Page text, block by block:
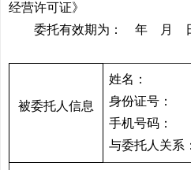
经营许可证》
委托有效期为： 年 月
被委托人信息
姓名：
身份证号：
手机号码：
与委托人关系：